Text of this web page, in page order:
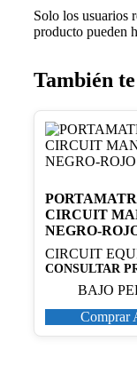
Solo los usuarios
producto pueden
También
CIRCUIT
NEGRO-
CIRCUIT
CONSULTAR
BAJO
Comprar